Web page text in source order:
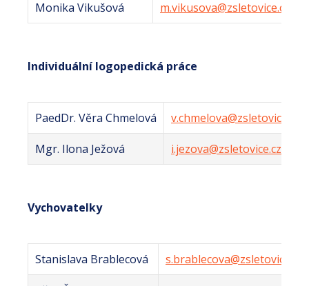
Monika Vikušová m.vikusova@zsletovice.cz
Individuální logopedická práce
PaedDr. Věra Chmelová v.chmelova@zsletovice.cz
Mgr. Ilona Ježová i.jezova@zsletovice.cz
Vychovatelky
Stanislava Brablecová s.brablecova@zsletovice.cz